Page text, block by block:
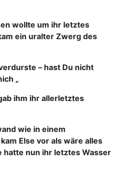
wollte um ihr letztes
ein uralter Zwerg des
– hast Du nicht
„
ihm ihr allerletztes
wie in einem
Else vor als wäre alles
hatte nun ihr letztes Wasser